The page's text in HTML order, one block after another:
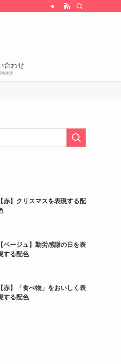
合わせ
【赤】クリスマスを表現する配
【ベージュ】勤労感謝の日を表
する配色
【赤】「食べ物」をおいしく表
する配色